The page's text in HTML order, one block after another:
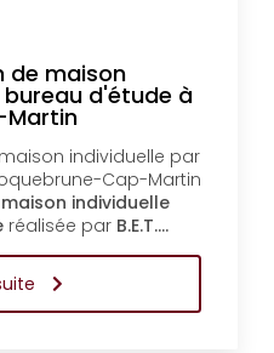
de maison
d'étude à
Martin
individuelle par
Cap-Martin
individuelle
réalisée par B.E.T.…